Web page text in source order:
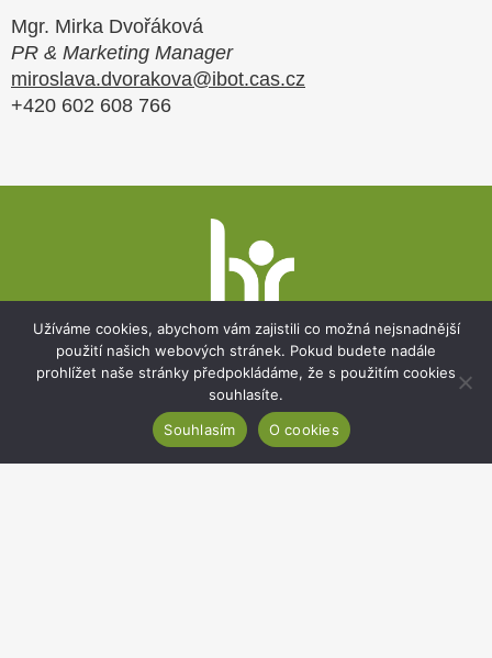
Mgr. Mirka Dvořáková
PR & Marketing Manager
miroslava.dvorakova@ibot.cas.cz
+420 602 608 766
Botanický ústav AV ČR, v. v. i.
Zámek 1, 252 43 Průhonice
Užíváme cookies, abychom vám zajistili co možná nejsnadnější
použití našich webových stránek. Pokud budete nadále
prohlížet naše stránky předpokládáme, že s použitím cookies
souhlasíte.
Souhlasím
O cookies